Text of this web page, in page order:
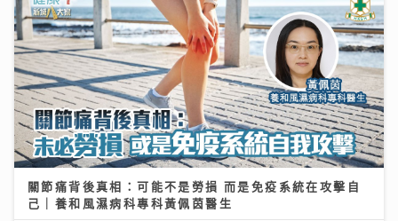
關節痛背後真相：可能不是勞損 而是免疫系統在攻擊自
己｜養和風濕病科專科黃佩茵醫生